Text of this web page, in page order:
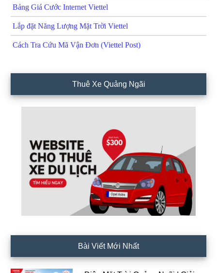
Bảng Giá Cước Internet Viettel
Lắp đặt Năng Lượng Mặt Trời Viettel
Cách Tra Cứu Mã Vận Đơn (Viettel Post)
Thuê Xe Quảng Ngãi
Bài Viết Mới Nhất